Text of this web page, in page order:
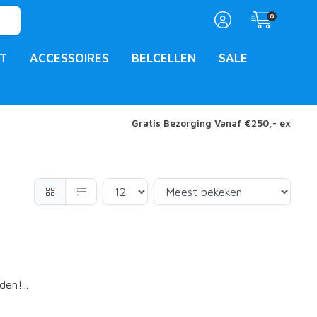
0
ACCESSOIRES BELCELLEN SALE
Gratis Bezorging Vanaf €250,- ex